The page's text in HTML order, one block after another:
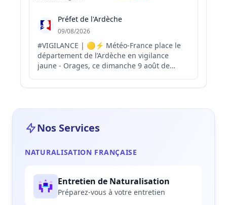
Préfet de l'Ardèche
09/08/2026
#VIGILANCE | 🟡⚡ Météo-France place le
département de l’Ardèche en vigilance
jaune - Orages, ce dimanche 9 août de
intensité électrique importante. ☀️Cette
orange - Canicule en cours. ⚠️ Cette
Nos Services
NATURALISATION FRANÇAISE
Entretien de Naturalisation
Préparez-vous à votre entretien